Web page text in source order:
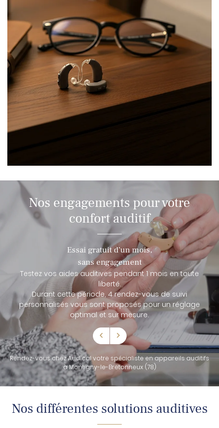
Nos engagements pour votre
confort auditif
Essai gratuit d’un mois,
sans engagement
Testez vos aides auditives pendant 1 mois en toute
liberté.
Durant cette période, 4 rendez-vous de suivi
personnalisés vous sont proposés pour un réglage
optimal et sur mesure.
Rendez-vous chez Audical votre spécialiste en appareils auditifs
à Montigny-le-Bretonneux (78)
Nos différentes solutions auditives